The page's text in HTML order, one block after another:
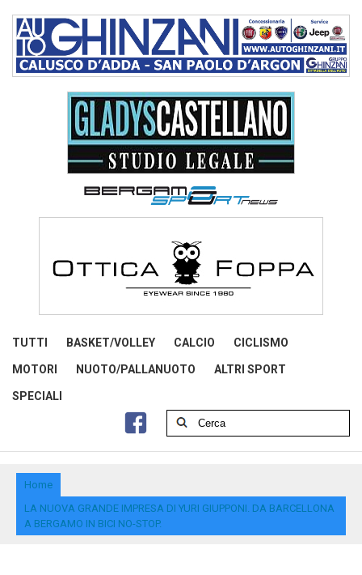
TUTTI BASKET/VOLLEY CALCIO CICLISMO
MOTORI NUOTO/PALLANUOTO ALTRI SPORT
SPECIALI
Home
LA NUOVA GRANDE IMPRESA DI YURI GIUPPONI. DA BARCELLONA
A BERGAMO IN BICI NO-STOP.